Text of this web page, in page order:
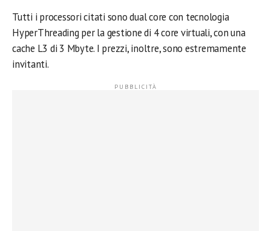
Tutti i processori citati sono dual core con tecnologia
HyperThreading per la gestione di 4 core virtuali, con una
cache L3 di 3 Mbyte. I prezzi, inoltre, sono estremamente
invitanti.